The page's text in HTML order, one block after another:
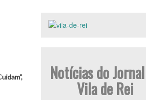
Notícias do
Vila de Rei